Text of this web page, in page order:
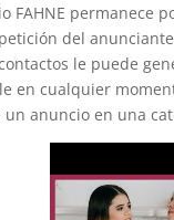
FAHNE permanece
del
le puede
en cualquier
anuncio en una